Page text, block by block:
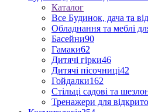
Каталог
Все Будинок, дача та
Обладнання та меблі
Басейни90
Гамаки62
Дитячі гірки46
Дитячі пісочниці42
Гойдалки162
Стільці садові та
Тренажери для